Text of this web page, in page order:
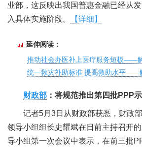
业部，这反映出我国普惠金融已经从
入具体实施阶段。
【详细】
延伸阅读：
推动社会办医补上医疗服务短板——
统一救灾补助标准 提高救助水平——
财政部 ：将规范推出第四批PPP
记者5月3日从财政部获悉，财政
领导小组组长史耀斌在日前主持召开
导小组第一次会议中表示，在前三批